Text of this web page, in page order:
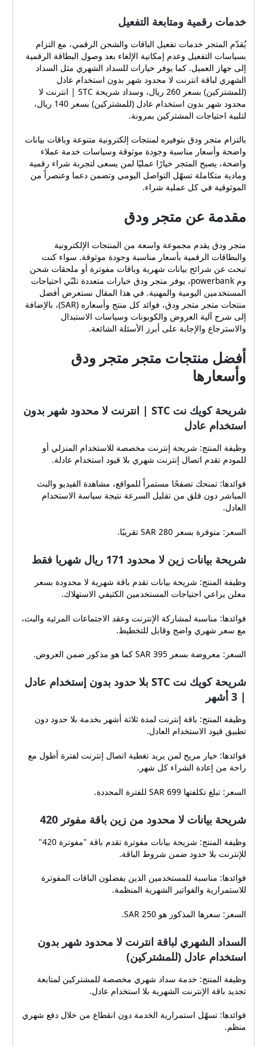
خدمات رقمية ومتابعة التفعيل
يُقدّم المتجر خدمات تفعيل الباقات والشحن الرقمي، مع التزام
بسياسات التفعيل وعدم إمكانية الإلغاء بعد وصول البطاقة الرقمية
إلى جهاز العميل. كما يوفر خيارات للسداد الشهري مثل السداد
الشهري لباقة انترنت لا محدود شهر بدون استخدام عادل
(للمشتركين) بسعر 260 ريال، وسداد شريحة STC | انترنت لا
محدود شهر بدون استخدام عادل (للمشتركين) بسعر 140 ريال،
لتلبية احتياجات المشتركين بمرونة.
بالتزام متجر ودق بتوفيره لمنتجات إلكترونية متنوعة وباقات بيانات
واضحة وأسعار مناسبة وجودة موثوقة وسياسات خدمة عملاء
واضحة، يصبح المتجر خيارًا عمليًا لمن يسعى لتجربة شراء رقمية
ومادية متكاملة تسهّل التواصل اليومي وتضمن دعما وعنصراً من
الموثوقية في كل عملية شراء.
مقدمة عن متجر ودق
متجر ودق يقدم مجموعة واسعة من المنتجات الإلكترونية
والبطاقات الرقمية بأسعار مناسبة وجودة موثوقة. سواء كنت
تبحث عن شرائح بيانات شهرية وباقات مفوترة أو ملحقات شحن
وم powerbank، يوفر متجر ودق خيارات متعددة تلبّي احتياجات
المستخدمين اليومية والمهنية. في هذا المقال نستعرض أفضل
منتجات متجر متجر ودق، فوائد كل منتج وأسعاره (SAR)، بالإضافة
إلى شرح آلية العروض والكوبونات وسياسات الاستبدال
والاسترجاع والإجابة على أبرز الأسئلة الشائعة.
أفضل منتجات متجر متجر ودق
وأسعارها
شريحة كويك نت STC | انترنت لا محدود شهر بدون
استخدام عادل
وظيفة المنتج: شريحة إنترنت مخصصة للاستخدام المنزلي أو
للمودم تقدم اتصال إنترنت شهري بلا قيود استخدام عادلة.
فوائدها: تمنحك تصفحًا مستمراً للمواقع، مشاهدة الفيديو والبث
المباشر دون قلق من تقليل السرعة نتيجة سياسة الاستخدام
العادل.
السعر: متوفرة بسعر 280 SAR تقريبًا.
شريحة بيانات زين لا محدود 171 ريال شهريا فقط
وظيفة المنتج: شريحة بيانات تقدم باقة شهرية لا محدودة بسعر
معلن يراعي احتياجات المستخدمين الكثيفي الاستهلاك.
فوائدها: مناسبة لمشاركة الإنترنت وعقد الاجتماعات المرئية والبث،
مع سعر شهري واضح وقابل للتخطيط.
السعر: معروضة بسعر 395 SAR كما هو مذكور ضمن العروض.
شريحة كويك نت STC بلا حدود بدون إستخدام عادل
| 3 أشهر
وظيفة المنتج: باقة إنترنت لمدة ثلاثة أشهر بخدمة بلا حدود دون
تطبيق قيود الاستخدام العادل.
فوائدها: خيار مريح لمن يريد تغطية اتصال إنترنت لفترة أطول مع
راحة من إعادة الشراء كل شهر.
السعر: تبلغ تكلفتها 699 SAR للفترة المحددة.
شريحة بيانات لا محدود من زين باقة مفوتر 420
وظيفة المنتج: شريحة بيانات مفوترة تقدم باقة "مفوترة 420"
للإنترنت بلا حدود ضمن شروط الباقة.
فوائدها: مناسبة للمستخدمين الذين يفضلون الباقات المفوترة
للاستمرارية والفواتير الشهرية المنظمة.
السعر: سعرها المذكور هو 250 SAR.
السداد الشهري لباقة انترنت لا محدود شهر بدون
استخدام عادل (للمشتركين)
وظيفة المنتج: خدمة سداد شهري مخصصة للمشتركين لمتابعة
تجديد باقة الإنترنت الشهرية بلا استخدام عادل.
فوائدها: تسهّل استمرارية الخدمة دون انقطاع من خلال دفع شهري
منظم.